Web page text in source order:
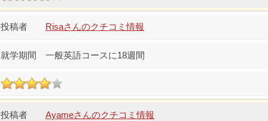
Risaさんのクチコミ情報
一般英語コースに18週間
Ayameさんのクチコミ情報